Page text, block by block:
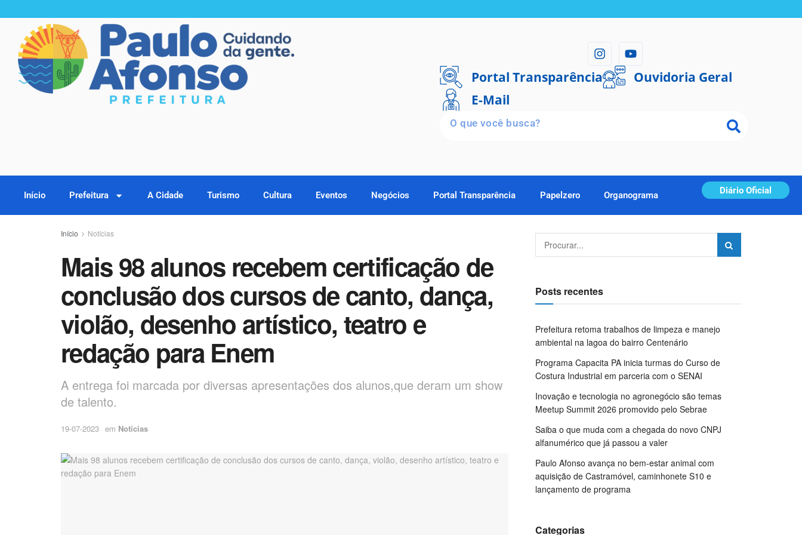
Portal Transparência
Ouvidoria Geral
E-Mail
Início Prefeitura A Cidade Turismo Cultura Eventos Negócios Portal Transparência Papelzero Organograma Diário Oficial
Início Notícias
Mais 98 alunos recebem certificação de
conclusão dos cursos de canto, dança,
violão, desenho artístico, teatro e
redação para Enem
A entrega foi marcada por diversas apresentações dos alunos,que deram um show
de talento.
19-07-2023 em Notícias
Posts recentes
Prefeitura retoma trabalhos de limpeza e manejo
ambiental na lagoa do bairro Centenário
Programa Capacita PA inicia turmas do Curso de
Costura Industrial em parceria com o SENAI
Inovação e tecnologia no agronegócio são temas
Meetup Summit 2026 promovido pelo Sebrae
Saiba o que muda com a chegada do novo CNPJ
alfanumérico que já passou a valer
Paulo Afonso avança no bem-estar animal com
aquisição de Castramóvel, caminhonete S10 e
lançamento de programa
Categorias